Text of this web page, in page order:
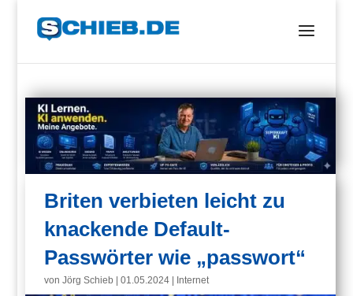
Briten verbieten leicht zu
knackende Default-
Passwörter wie „passwort“
vonJörg Schieb |01.05.2024 Internet